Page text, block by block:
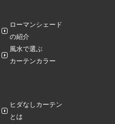
ローマンシェード
の紹介
風水で選ぶ
カーテンカラー
ヒダなしカーテン
とは